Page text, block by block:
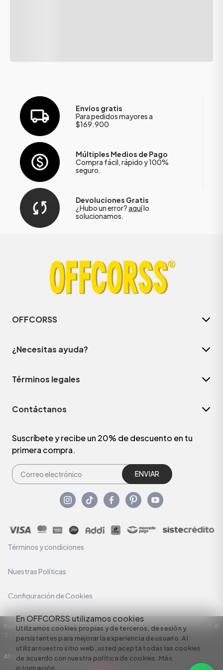
En OFFCORSS utilizamos cookies
Utilizamos cookies propias y de terceros, de sesión y
persistentes para mejorar la experiencia de usuario. Al
utilizar nuestro sitio web, usted acepta todas las cookies
de acuerdo con nuestra política de cookies. Más
información
Envíos gratis
Para pedidos mayores a
$169.900
Múltiples Medios de Pago
Compra fácil, rápido y 100%
seguro.
Devoluciones Gratis
¿Hubo un error?aquílo
solucionamos.
OFFCORSS
¿Necesitas ayuda?
Términos legales
Contáctanos
Suscríbete y recibe un 20% de descuento en tu
primera compra.
ENVIAR
Términos y condiciones
Nuestras Políticas
Configuración de Cookies
Razón Social: C.I HERMECO S.A. NIT: 890924167-6 Dirección: Carrera 50 #
7 – 35
All rights reserved empowered by